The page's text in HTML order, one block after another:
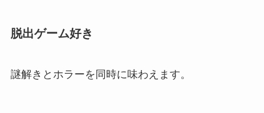
脱出ゲーム好き
謎解きとホラーを同時に味わえます。